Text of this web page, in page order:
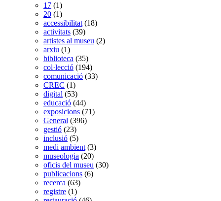
17 (1)
20 (1)
accessibilitat (18)
activitats (39)
artistes al museu (2)
arxiu (1)
biblioteca (35)
col·lecció (194)
comunicació (33)
CREC (1)
digital (53)
educació (44)
exposicions (71)
General (396)
gestió (23)
inclusió (5)
medi ambient (3)
museologia (20)
oficis del museu (30)
publicacions (6)
recerca (63)
registre (1)